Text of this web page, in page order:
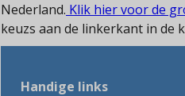
Nederland. Klik hier voor de
keuzs aan de linkerkant in de
Handige links